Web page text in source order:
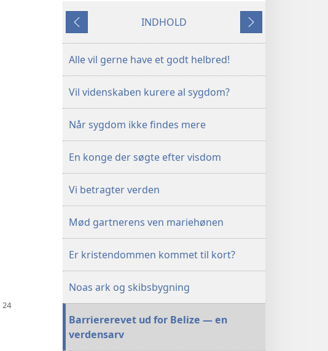
publikationer
Januar
Forrige
INDHOLD
Næste
Alle vil gerne have et godt helbred!
Vil videnskaben kurere al sygdom?
Når sygdom ikke findes mere
En konge der søgte efter visdom
Vi betragter verden
Mød gartnerens ven mariehønen
Er kristendommen kommet til kort?
Noas ark og skibsbygning
Barriererevet ud for Belize — en
verdensarv